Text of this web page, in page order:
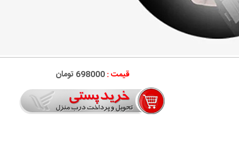
قیمت :698000 تومان